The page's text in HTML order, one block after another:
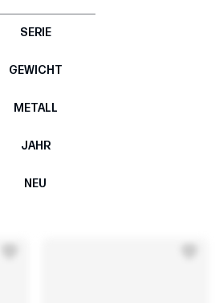
SERIE
GEWICHT
METALL
JAHR
NEU